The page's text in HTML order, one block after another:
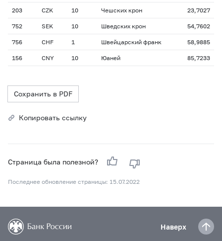
203 CZK 10 Чешских крон 23,7027
752 SEK 10 Шведских крон 54,7602
756 CHF 1 Швейцарский франк 58,9885
156 CNY 10 Юаней 85,7233
Сохранить в PDF
Копировать ссылку
Страница была полезной?
Последнее обновление страницы: 15.07.2022
Наверх